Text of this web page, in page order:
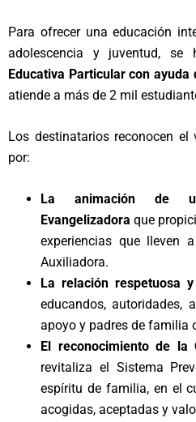
Para ofrecer una educación
adolescencia y juventud, se
Educativa Particular con ayuda
atiende a más de 2 mil
Los destinatarios reconocen
por:
La animación de
Evangelizadora que
experiencias que lleven
Auxiliadora.
La relación respetuosa
educandos, autoridades,
apoyo y padres de familia
El reconocimiento de la
revitaliza el Sistema
espíritu de familia, en el
acogidas, aceptadas y